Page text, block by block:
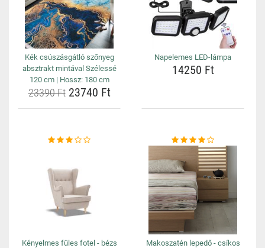
Kék csúszásgátló szőnyeg
absztrakt mintával Szélessé
120 cm | Hossz: 180 cm
23390 Ft23740 Ft
Napelemes LED-lámpa
14250 Ft
Kényelmes füles fotel - bézs
Makoszatén lepedő - csíkos